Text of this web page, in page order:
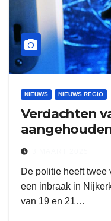
NIEUWS NIEUWS REGIO
Verdachten
De politie heeft twee
een inbraak in
van 19 en 21…